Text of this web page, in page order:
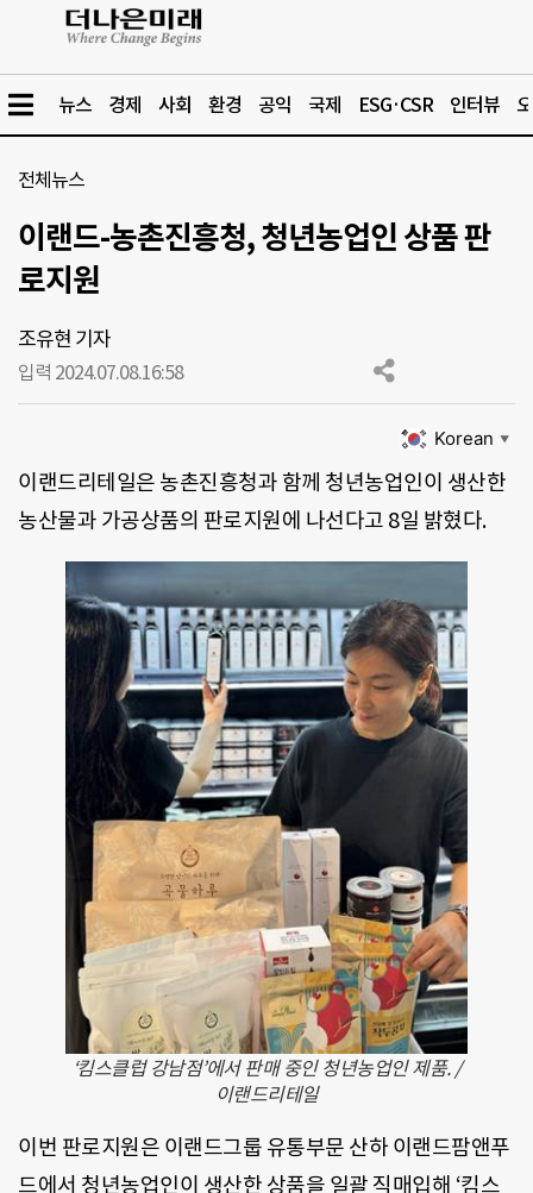
뉴스 경제 사회 환경 공익 국제 ESG·CSR 인터뷰
전체뉴스
이랜드-농촌진흥청, 청년농업인 상품 판
로지원
조유현 기자
입력 2024.07.08.16:58
Korean ▼
이랜드리테일은 농촌진흥청과 함께 청년농업인이 생산한
농산물과 가공상품의 판로지원에 나선다고 8일 밝혔다.
‘킴스클럽 강남점’에서 판매 중인 청년농업인 제품. /
이랜드리테일
이번 판로지원은 이랜드그룹 유통부문 산하 이랜드팜앤푸
드에서 청년농업인이 생산한 상품을 일괄 직매입해 ‘킴스